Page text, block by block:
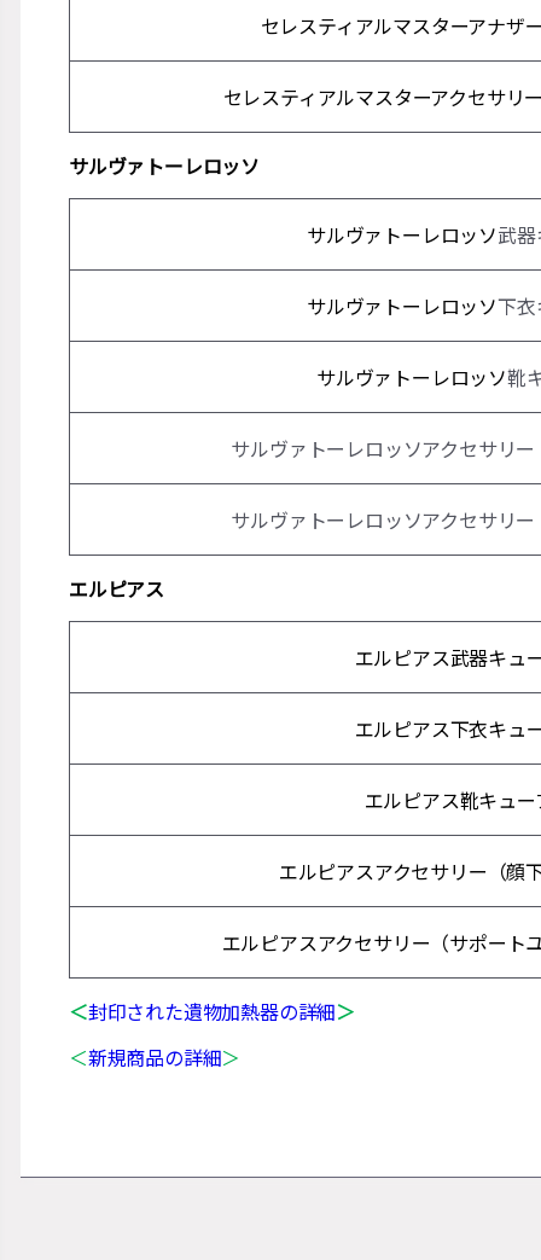
セレスティアルマスターアナザ
セレスティアルマスターアクセサリ
サルヴァトーレロッソ
サルヴァトーレロッソ武
サルヴァトーレロッソ下衣
サルヴァトーレロッソ靴
サルヴァトーレロッソアクセサリ
サルヴァトーレロッソアクセサリ
エルピアス
エルピアス武器キュ
エルピアス下衣キュ
エルピアス靴キュー
エルピアスアクセサリー（顔
エルピアスアクセサリー（サポート
＜封印された遺物加熱器の詳細＞
＜新規商品の詳細＞